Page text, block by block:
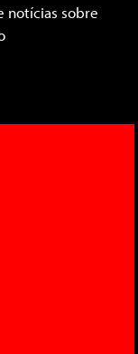
notícias sobre